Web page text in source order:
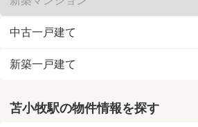
中古一戸建て
新築一戸建て
苫小牧駅の物件情報を探す